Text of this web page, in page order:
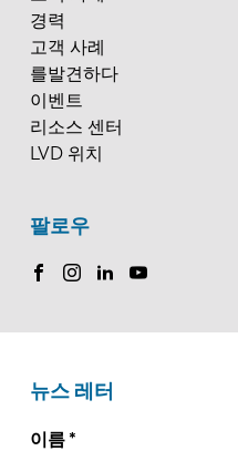
경력
고객 사례
를발견하다
이벤트
리소스 센터
LVD 위치
팔로우
뉴스 레터
이름